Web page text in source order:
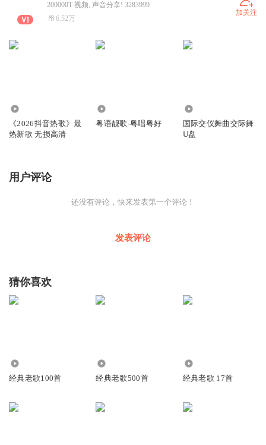
200000T 视频, 声音分享! 3283999
6.52万
加关注
《2026抖音热歌》最
热新歌 无损高清
粤语靓歌-粤唱粤好
国际交仪舞曲交际舞
U盘
用户评论
还没有评论，快来发表第一个评论！
发表评论
猜你喜欢
经典老歌100首 经典老歌500首 经典老歌 17首